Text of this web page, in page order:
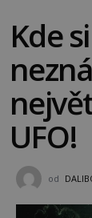
Kde
UFO!
od